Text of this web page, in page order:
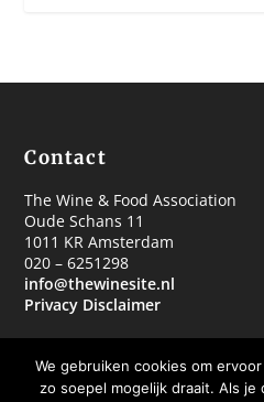
Contact
The Wine & Food Association
Oude Schans 11
1011 KR Amsterdam
020 – 6251298
info@thewinesite.nl
Privacy Disclaimer
We gebruiken cookies om
zo soepel mogelijk draait. Als